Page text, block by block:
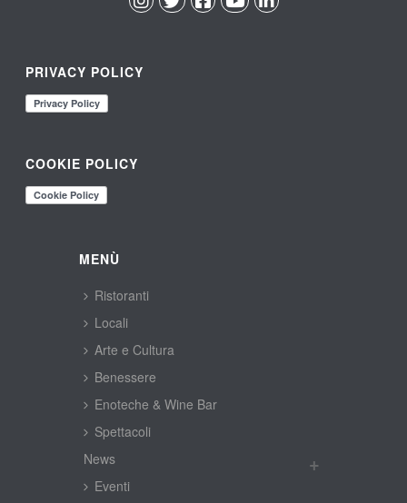
PRIVACY POLICY
COOKIE POLICY
MENÙ
Ristoranti
Locali
Arte e Cultura
Benessere
Enoteche & Wine Bar
Spettacoli
New
Eventi